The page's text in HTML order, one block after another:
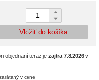
Vložiť do košíka
objednaní teraz je zajtra 7.8.2026 v
v cene